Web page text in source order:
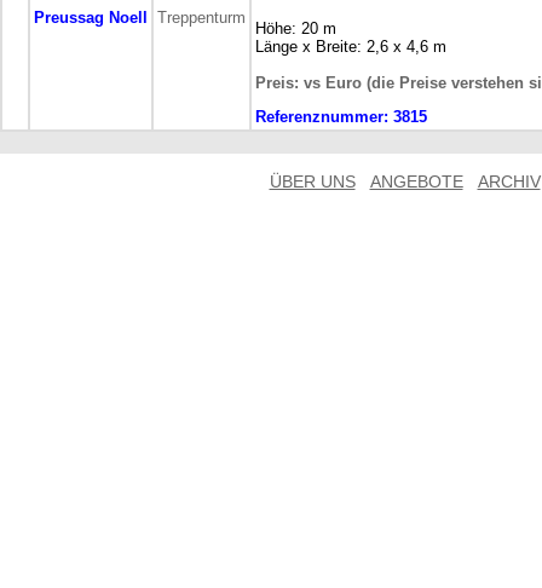
Preussag Noell Treppenturm
Höhe: 20 m
Länge x Breite: 2,6 x 4,6 m
Preis: vs Euro (die Preise verstehen
Referenznummer: 3815
ÜBER UNS ANGEBOTE ARCHIV